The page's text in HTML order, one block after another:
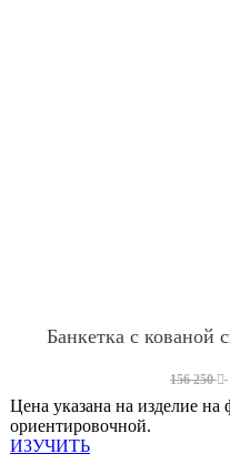
Банкетка с кованой
156 250
Цена указана на изделие на
ориентировочной.
ИЗУЧИТЬ